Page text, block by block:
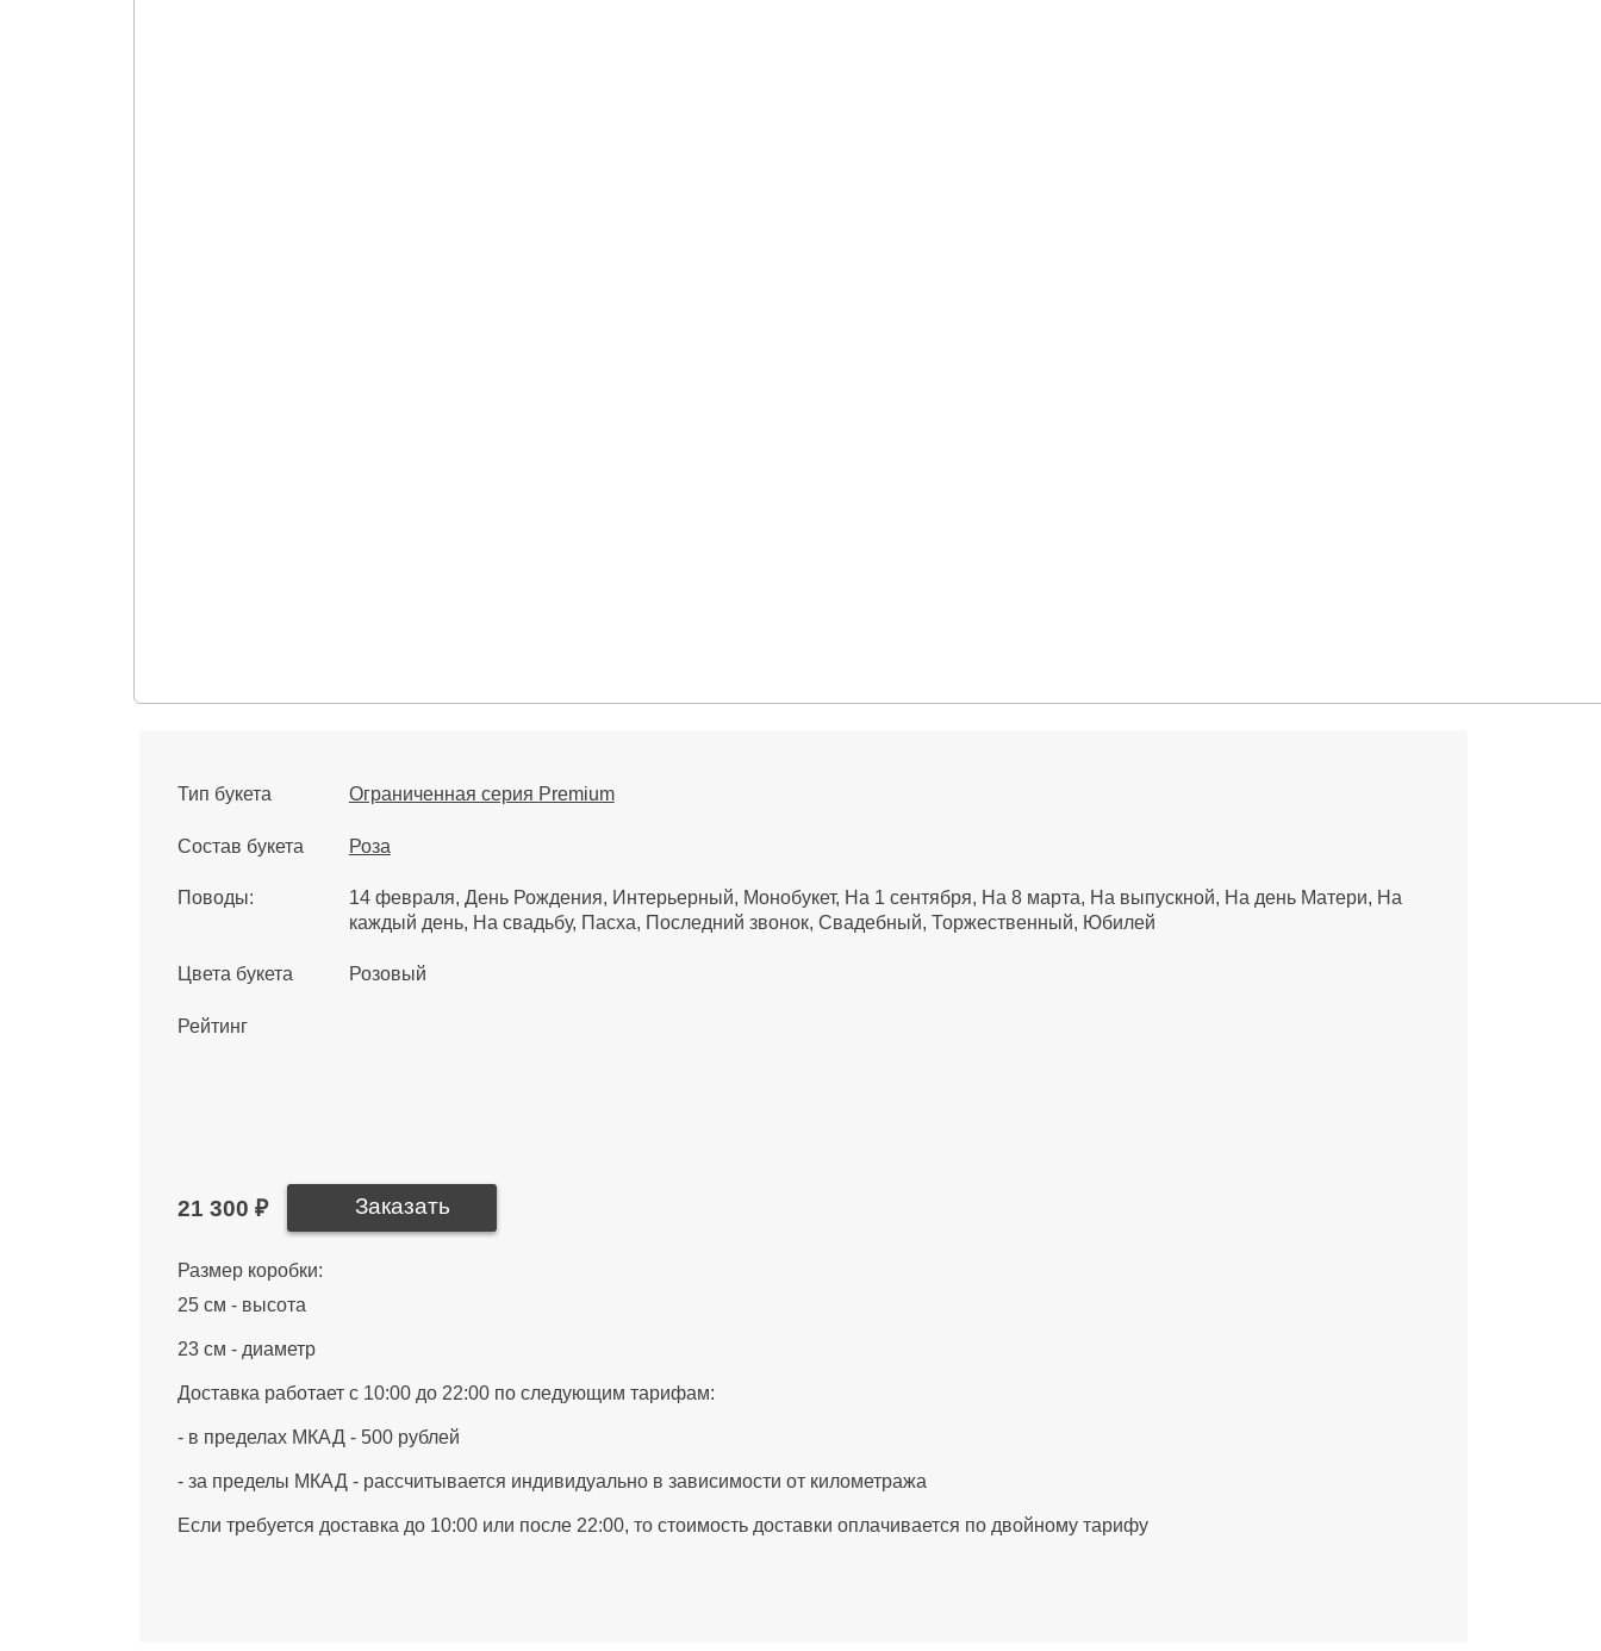
Тип букета Ограниченная серия Premium
Состав букета Роза
Поводы: 14 февраля День Рождения Интерьерный Монобукет На 1 сентября На 8 марта На выпускной На день Матери
На
каждый день
На свадьбу Пасха Последний звонок Свадебный Торжественный Юбилей
Цвета букета Розовый
Рейтинг
21 300 ₽
Размер коробки:
25 см - высота
23 см - диаметр
Доставка работает с 10:00 до 22:00 по следующим тарифам:
- в пределах МКАД - 500 рублей
- за пределы МКАД - рассчитывается индивидуально в зависимости от километража
Если требуется доставка до 10:00 или после 22:00, то стоимость доставки оплачивается по двойному тарифу